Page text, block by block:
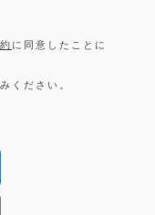
に同意したことに
ください。